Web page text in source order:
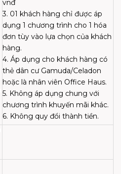
vnđ
3. 01 khách hàng chỉ được áp
dụng 1 chương trình cho 1 hóa
đơn tùy vào lựa chọn của khách
hàng.
4. Áp dụng cho khách hàng có
thẻ dân cư Gamuda/Celadon
hoặc là nhân viên Office Haus.
5. Không áp dụng chung với
chương trình khuyến mãi khác.
6. Không quy đổi thành tiền.